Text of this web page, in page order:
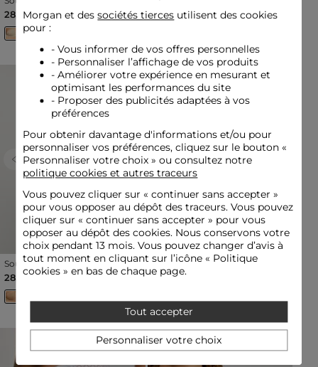
beige femme
28,50 € 15,00 €
Previous Next
Soutien-gorge avec coques
jaune or femme
28,50 €
Previous
Brassière fines bretelles
beige femme
28,50 €
Morgan et dessociétés tierces utilisent des cookies
pour :
- Vous informer de vos offres personnelles
- Personnaliser l’affichage de vos produits
- Améliorer votre expérience en mesurant et
optimisant les performances du site
- Proposer des publicités adaptées à vos
préférences
Pour obtenir davantage d'informations et/ou pour
personnaliser vos préférences, cliquez sur le bouton «
Personnaliser votre choix » ou consultez notre
politique cookies et autres traceurs
Vous pouvez cliquer sur « continuer sans accepter»
pour vous opposer au dépôt des traceurs. Vous pouvez
cliquer sur « continuer sans accepter » pour vous
opposer au dépôt des cookies. Nous conservons votre
choix pendant 13 mois. Vous pouvez changer d’avis à
tout moment en cliquant sur l’icône « Politique
cookies » en bas de chaque page.
Tout accepter
Personnaliser votre choix